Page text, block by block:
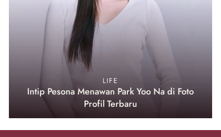
LIFE
Intip Pesona Menawan Park Yoo Na di Foto
Profil Terbaru